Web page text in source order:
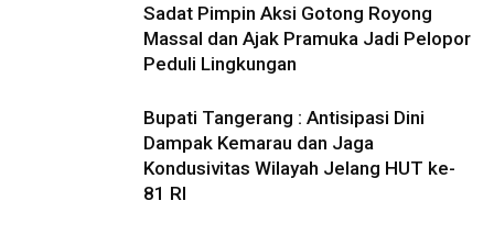
Sadat Pimpin Aksi Gotong Royong
Massal dan Ajak Pramuka Jadi Pelopor
Peduli Lingkungan
Bupati Tangerang : Antisipasi Dini
Dampak Kemarau dan Jaga
Kondusivitas Wilayah Jelang HUT ke-
81 RI